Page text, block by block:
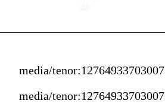
media/
media/